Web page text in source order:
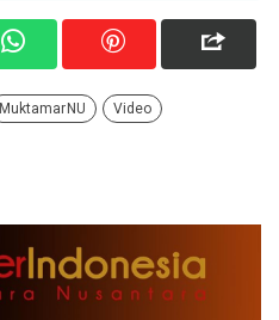
Muktamar NU Video